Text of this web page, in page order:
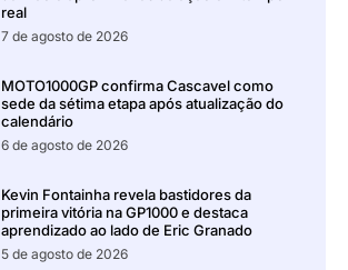
real
7 de agosto de 2026
MOTO1000GP confirma Cascavel como
sede da sétima etapa após atualização do
calendário
6 de agosto de 2026
Kevin Fontainha revela bastidores da
primeira vitória na GP1000 e destaca
aprendizado ao lado de Eric Granado
5 de agosto de 2026